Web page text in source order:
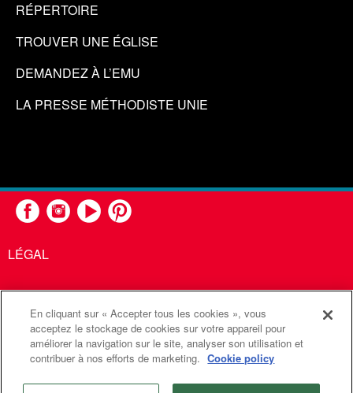
RÉPERTOIRE
TROUVER UNE ÉGLISE
DEMANDEZ À L’EMU
LA PRESSE MÉTHODISTE UNIE
LÉGAL
United Methodist Communications est une agence de l'Église
Méthodiste Unie
Communications Méthodistes Unies. Tous droits
réservés
En cliquant sur « Accepter tous les cookies », vous
acceptez le stockage de cookies sur votre appareil pour
améliorer la navigation sur le site, analyser son utilisation et
contribuer à nos efforts de marketing. Cookie policy